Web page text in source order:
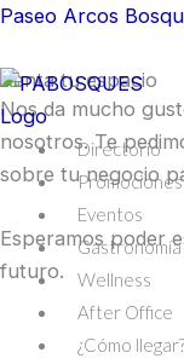
Skip
content
Paseo Arcos
Menu
Directorio
Promociones
Eventos
Gastronomía
Wellness
After Office
¿Cómo llegar?
Renta tu espacio
Nos da mucho
nosotros. Te
sobre tu negocio
Esperamos poder
futuro.